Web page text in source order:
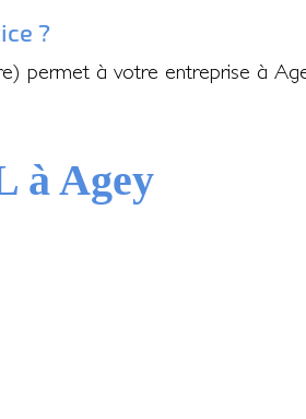
?
permet à votre entreprise à
à Agey